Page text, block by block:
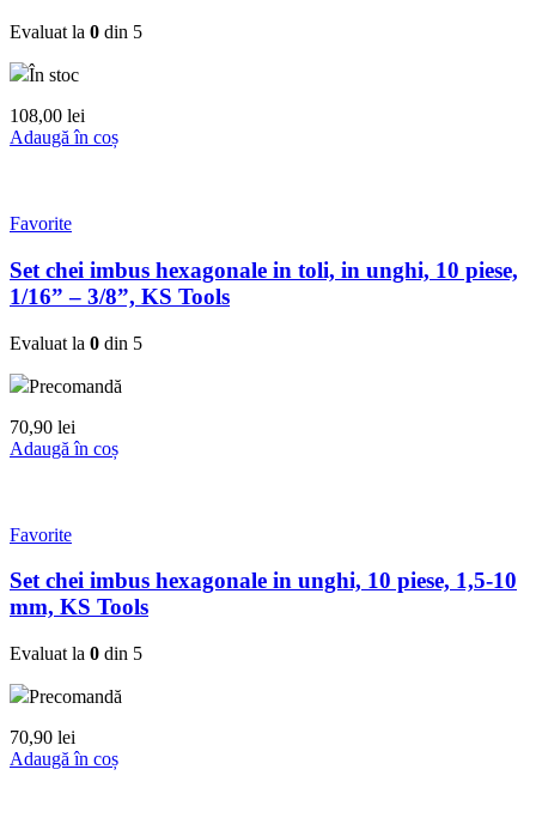
Evaluat la 0 din 5
În stoc
108,00 lei
Adaugă în coș
Favorite
Set chei imbus hexagonale in toli, in unghi, 10 piese,
1/16” – 3/8”, KS Tools
Evaluat la 0 din 5
Precomandă
70,90 lei
Adaugă în coș
Favorite
Set chei imbus hexagonale in unghi, 10 piese, 1,5-10
mm, KS Tools
Evaluat la 0 din 5
Precomandă
70,90 lei
Adaugă în coș